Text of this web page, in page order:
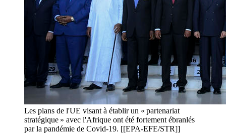
Les plans de l'UE visant à établir un « partenariat
stratégique » avec l'Afrique ont été fortement ébranlés
par la pandémie de Covid-19. [[EPA-EFE/STR]]